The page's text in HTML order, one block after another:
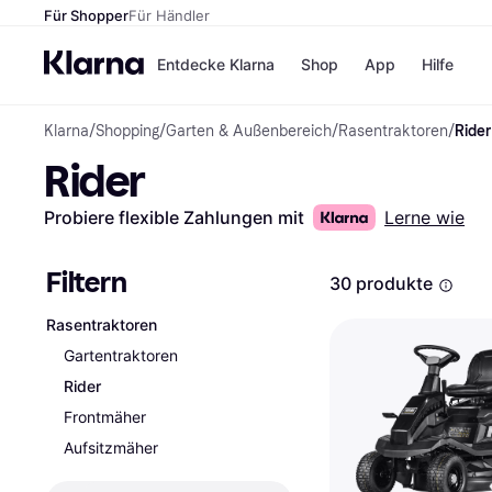
Für ShopperFür Händler
Entdecke Klarna
Zahlungsmethoden
Bezahle in 3
Teilzahlungen
Tagen
Ratenzahlung
Shop
Shops
Temu
App Hilfe
Klarna/Shopping/Garten & Außenbereich/Rasentraktoren/Rider
Rider
Probiere flexible Zahlungen mit Lerne wie
Filtern
Rasentraktoren
Gartentraktoren
Rider
Frontmäher
Aufsitzmäher
30 produkte